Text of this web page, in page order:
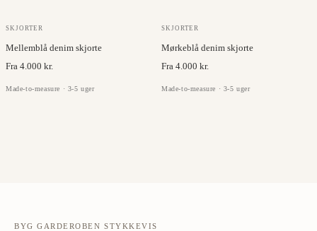
ALBINI
SKJORTER
Mellemblå denim skjorte
Fra 4.000 kr.
Made-to-measure · 3-5 uger
ALBINI
SKJORTER
Mørkeblå denim skjorte
Fra 4.000 kr.
Made-to-measure · 3-5 uger
BYG GARDEROBEN STYKKEVIS